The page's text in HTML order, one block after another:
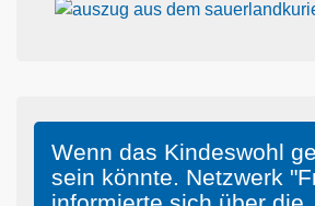
Wenn das Kindeswohl
sein könnte. Netzwerk